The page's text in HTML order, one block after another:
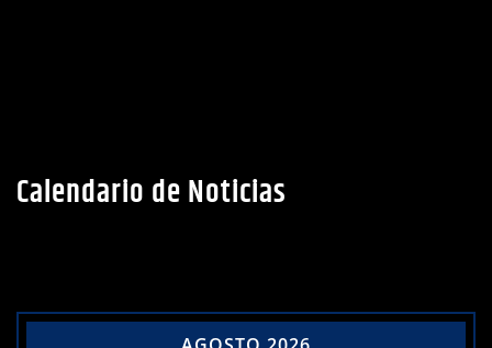
Calendario de Noticias
AGOSTO 2026